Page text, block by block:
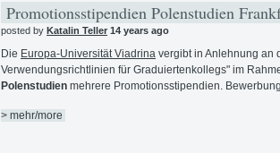
Promotionsstipendien Polenstudien
posted by Katalin Teller 14 years ago
Die Europa-Universität Viadrina vergibt in Anlehnung an
Verwendungsrichtlinien für Graduiertenkollegs" im
Polenstudien mehrere Promotionsstipendien.
> mehr/more